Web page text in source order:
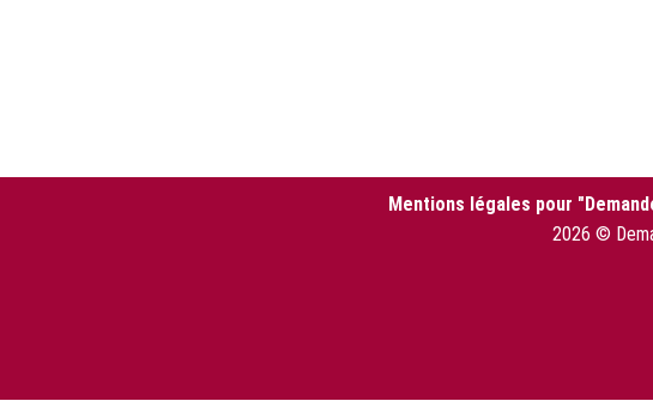
Mentions légales pour
2026 ©